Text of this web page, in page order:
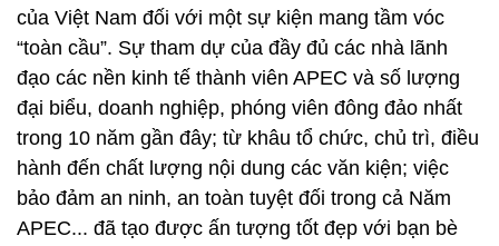
của Việt Nam đối với một sự kiện mang tầm vóc
“toàn cầu”. Sự tham dự của đầy đủ các nhà lãnh
đạo các nền kinh tế thành viên APEC và số lượng
đại biểu, doanh nghiệp, phóng viên đông đảo nhất
trong 10 năm gần đây; từ khâu tổ chức, chủ trì, điều
hành đến chất lượng nội dung các văn kiện; việc
bảo đảm an ninh, an toàn tuyệt đối trong cả Năm
APEC... đã tạo được ấn tượng tốt đẹp với bạn bè